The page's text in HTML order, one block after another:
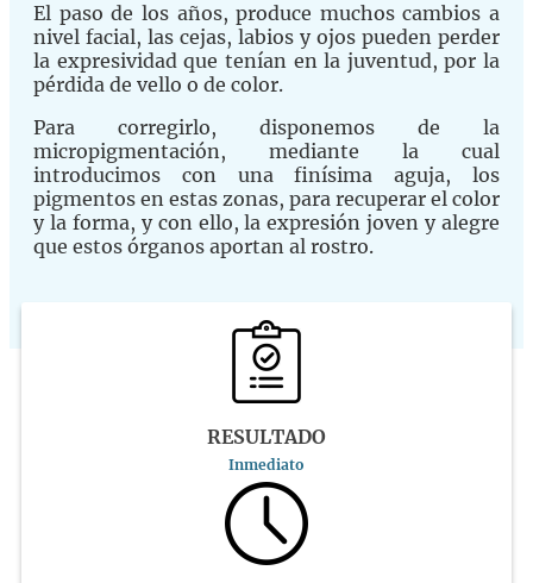
El paso de los años, produce muchos cambios a
nivel facial, las cejas, labios y ojos pueden perder
la expresividad que tenían en la juventud, por la
pérdida de vello o de color.
Para corregirlo, disponemos de la
micropigmentación, mediante la cual
introducimos con una finísima aguja, los
pigmentos en estas zonas, para recuperar el color
y la forma, y con ello, la expresión joven y alegre
que estos órganos aportan al rostro.
RESULTADO
Inmediato